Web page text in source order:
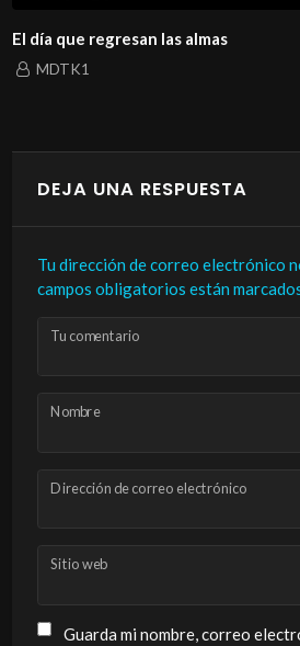
El día que regresan las almas
MDTK1
DEJA UNA RESPUESTA
Tu dirección de correo electrónico
campos obligatorios están
Tu comentario
Nombre
Dirección de correo electrónico
Sitio web
Guarda mi nombre, correo